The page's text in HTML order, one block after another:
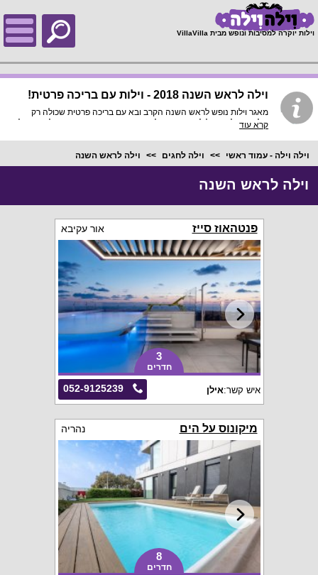
וילות יוקרה למסיבות ונופש מבית VillaVilla
וילה לראש השנה 2018 - וילות עם בריכה פרטית!
מאגר וילות נופש לראש השנה הקרב ובא עם בריכה פרטית שכולה רק
שלכם, שולחן גדול למספר רב של סועדים וכמות חדרי שינה גדולה שתוכל
קרא עוד
וילה וילה - עמוד ראשי וילה לחגים וילה לראש השנה
וילה לראש השנה
פנטהאוז סייז אור עקיבא
3
חדרים
052-9125239 איש קשר:אילן
מיקונוס על הים נהריה
8
חדרים